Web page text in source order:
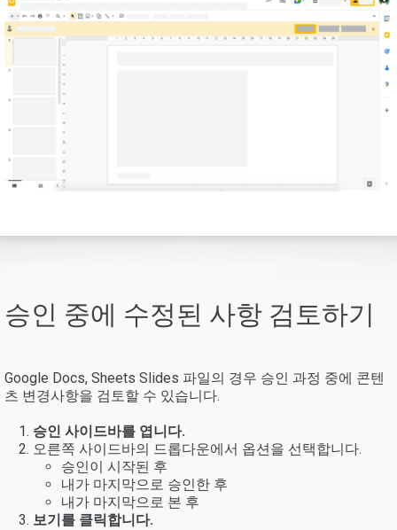
승인 중에 수정된 사항 검토하기
Google Docs, Sheets Slides 파일의 경우 승인 과정 중에 콘텐
츠 변경사항을 검토할 수 있습니다.
승인 사이드바를 엽니다.
오른쪽 사이드바의 드롭다운에서 옵션을 선택합니다.
승인이 시작된 후
내가 마지막으로 승인한 후
내가 마지막으로 본 후
보기를 클릭합니다.